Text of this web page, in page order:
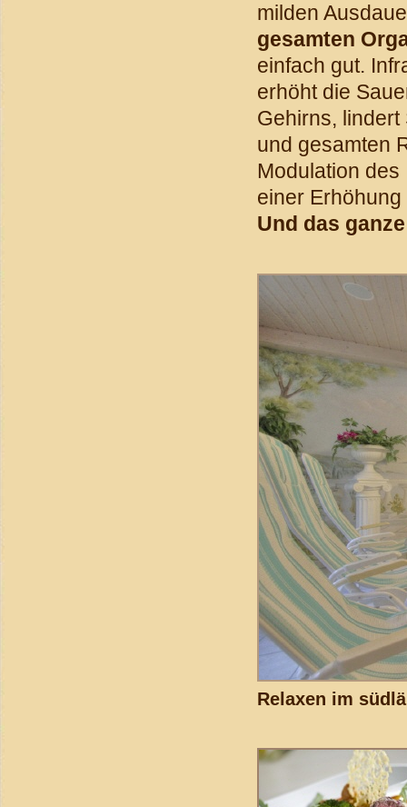
milden
gesamten
einfach gut.
erhöht die
Gehirns,
und gesamten
Modulation
einer
Und das
Relaxen im